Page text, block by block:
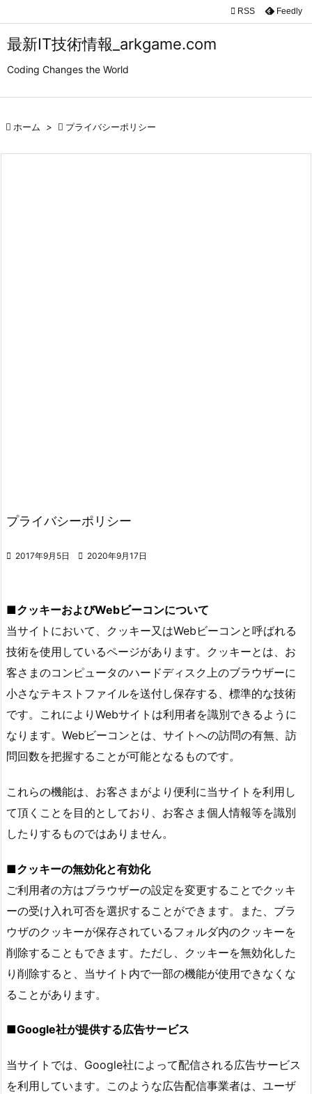
最新IT技術情報_arkgame.com
Coding Changes the World


 RSS Feedly
 ホーム >  プライバシーポリシー
プライバシーポリシー
 2017年9月5日  2020年9月17日
■クッキーおよびWebビーコンについて
当サイトにおいて、クッキー又はWebビーコンと呼ばれる
技術を使用しているページがあります。クッキーとは、お
客さまのコンピュータのハードディスク上のブラウザーに
小さなテキストファイルを送付し保存する、標準的な技術
です。これによりWebサイトは利用者を識別できるように
なります。Webビーコンとは、サイトへの訪問の有無、訪
問回数を把握することが可能となるものです。
これらの機能は、お客さまがより便利に当サイトを利用し
て頂くことを目的としており、お客さま個人情報等を識別
したりするものではありません。
■クッキーの無効化と有効化
ご利用者の方はブラウザーの設定を変更することでクッキ
ーの受け入れ可否を選択することができます。また、ブラ
ウザのクッキーが保存されているフォルダ内のクッキーを
削除することもできます。ただし、クッキーを無効化した
り削除すると、当サイト内で一部の機能が使用できなくな
ることがあります。
■Google社が提供する広告サービス
当サイトでは、Google社によって配信される広告サービス
を利用しています。このような広告配信事業者は、ユーザ